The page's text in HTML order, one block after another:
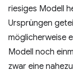
riesiges Modell
Ursprüngen
möglicherweise
Modell noch
zwar eine